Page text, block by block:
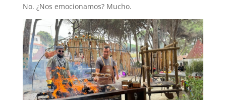
No. ¿Nos emocionamos? Mucho.